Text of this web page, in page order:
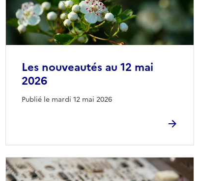
Les nouveautés au 12 mai
2026
Publié le mardi 12 mai 2026